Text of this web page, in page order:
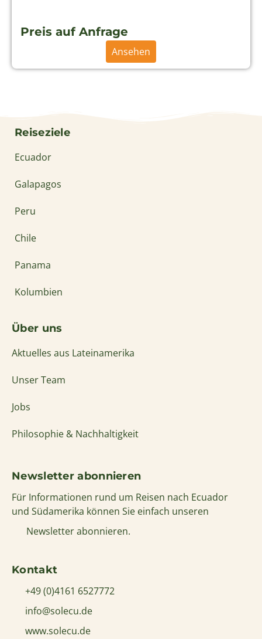
Preis auf Anfrage
Ansehen
Reiseziele
Ecuador
Galapagos
Peru
Chile
Panama
Kolumbien
Über uns
Aktuelles aus Lateinamerika
Unser Team
Jobs
Philosophie & Nachhaltigkeit
Newsletter abonnieren
Für Informationen rund um Reisen nach Ecuador
und Südamerika können Sie einfach unseren
Newsletter abonnieren.
Kontakt
+49 (0)4161 6527772
info@solecu.de
www.solecu.de